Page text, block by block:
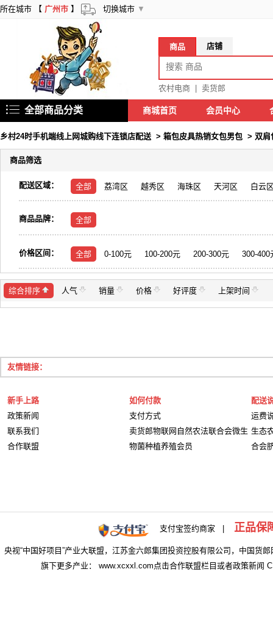
所在城市 【 广州市 】 切换城市 ▼
商品 店铺
农村电商 卖货郎
全部商品分类 商城首页 会员中心
乡村24时手机端线上网城购线下连锁店配送 > 箱包皮具热销女包男包 > 双肩
商品筛选
配送区域： 全部 荔湾区 越秀区 海珠区 天河区 白云
商品品牌： 全部
价格区间： 全部 0-100元 100-200元 200-300元 300-400
综合排序 人气 销量 价格 好评度 上架时间
友情链接：
新手上路
政策新闻
联系我们
合作联盟
如何付款
支付方式
卖货郎物联网自然农法联合会微生
物菌种植养殖会员
配送
运费
生态
合会
支付宝签约商家 | 正品保
央视“中国好项目”产业大联盟，江苏金六郎集团投资控股有限公司，中国货
旗下更多产业： www.xcxxl.com点击合作联盟栏目或者政策新闻